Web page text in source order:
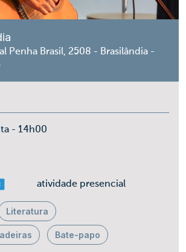
Penha Brasil, 2508 - Brasilândia -
- 14h00
08 atividade presencial
Literatura
Bate-papo